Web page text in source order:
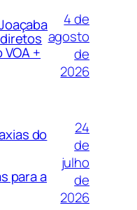
+
4 de
agosto
de
2026
do
para a
24
de
julho
de
2026